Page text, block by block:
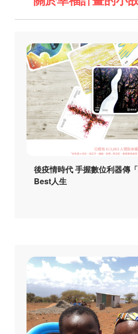
後疫情時代 手握數位利器傳
Best人生